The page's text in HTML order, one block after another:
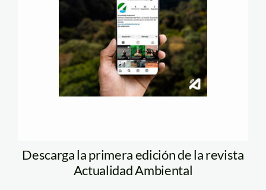
Descarga la primera edición de la revista
Actualidad Ambiental